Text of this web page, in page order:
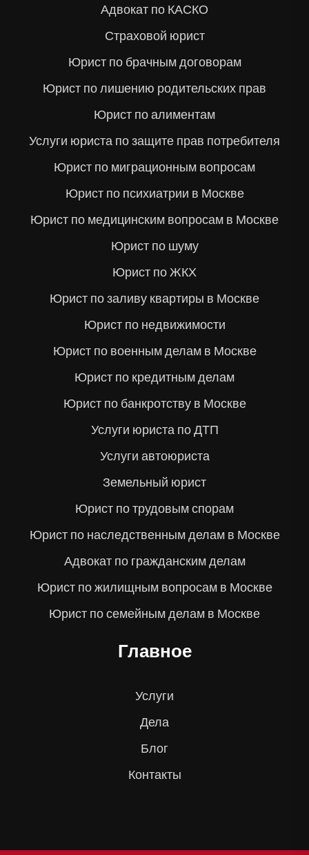
Адвокат по КАСКО
Страховой юрист
Юрист по брачным договорам
Юрист по лишению родительских прав
Юрист по алиментам
Услуги юриста по защите прав потребителя
Юрист по миграционным вопросам
Юрист по психиатрии в Москве
Юрист по медицинским вопросам в Москве
Юрист по шуму
Юрист по ЖКХ
Юрист по заливу квартиры в Москве
Юрист по недвижимости
Юрист по военным делам в Москве
Юрист по кредитным делам
Юрист по банкротству в Москве
Услуги юриста по ДТП
Услуги автоюриста
Земельный юрист
Юрист по трудовым спорам
Юрист по наследственным делам в Москве
Адвокат по гражданским делам
Юрист по жилищным вопросам в Москве
Юрист по семейным делам в Москве
Главное
Услуги
Дела
Блог
Контакты